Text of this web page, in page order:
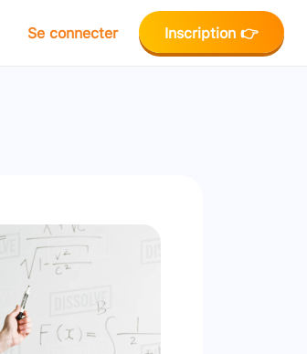
Se connecter Inscription 👉